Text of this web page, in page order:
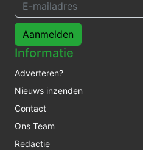
Aanmelden
Informatie
Adverteren?
Nieuws inzenden
Contact
Ons Team
Redactie